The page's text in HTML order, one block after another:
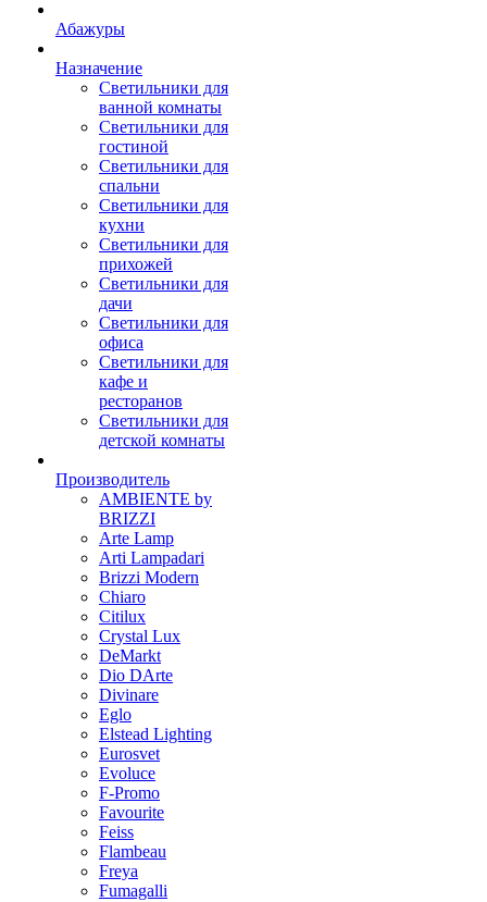
Абажуры
Назначение
Светильники для
ванной комнаты
Светильники для
гостиной
Светильники для
спальни
Светильники для
кухни
Светильники для
прихожей
Светильники для
дачи
Светильники для
офиса
Светильники для
кафе и
ресторанов
Светильники для
детской комнаты
Производитель
AMBIENTE by
BRIZZI
Arte Lamp
Arti Lampadari
Brizzi Modern
Chiaro
Citilux
Crystal Lux
DeMarkt
Dio DArte
Divinare
Eglo
Elstead Lighting
Eurosvet
Evoluce
F-Promo
Favourite
Feiss
Flambeau
Freya
Fumagalli